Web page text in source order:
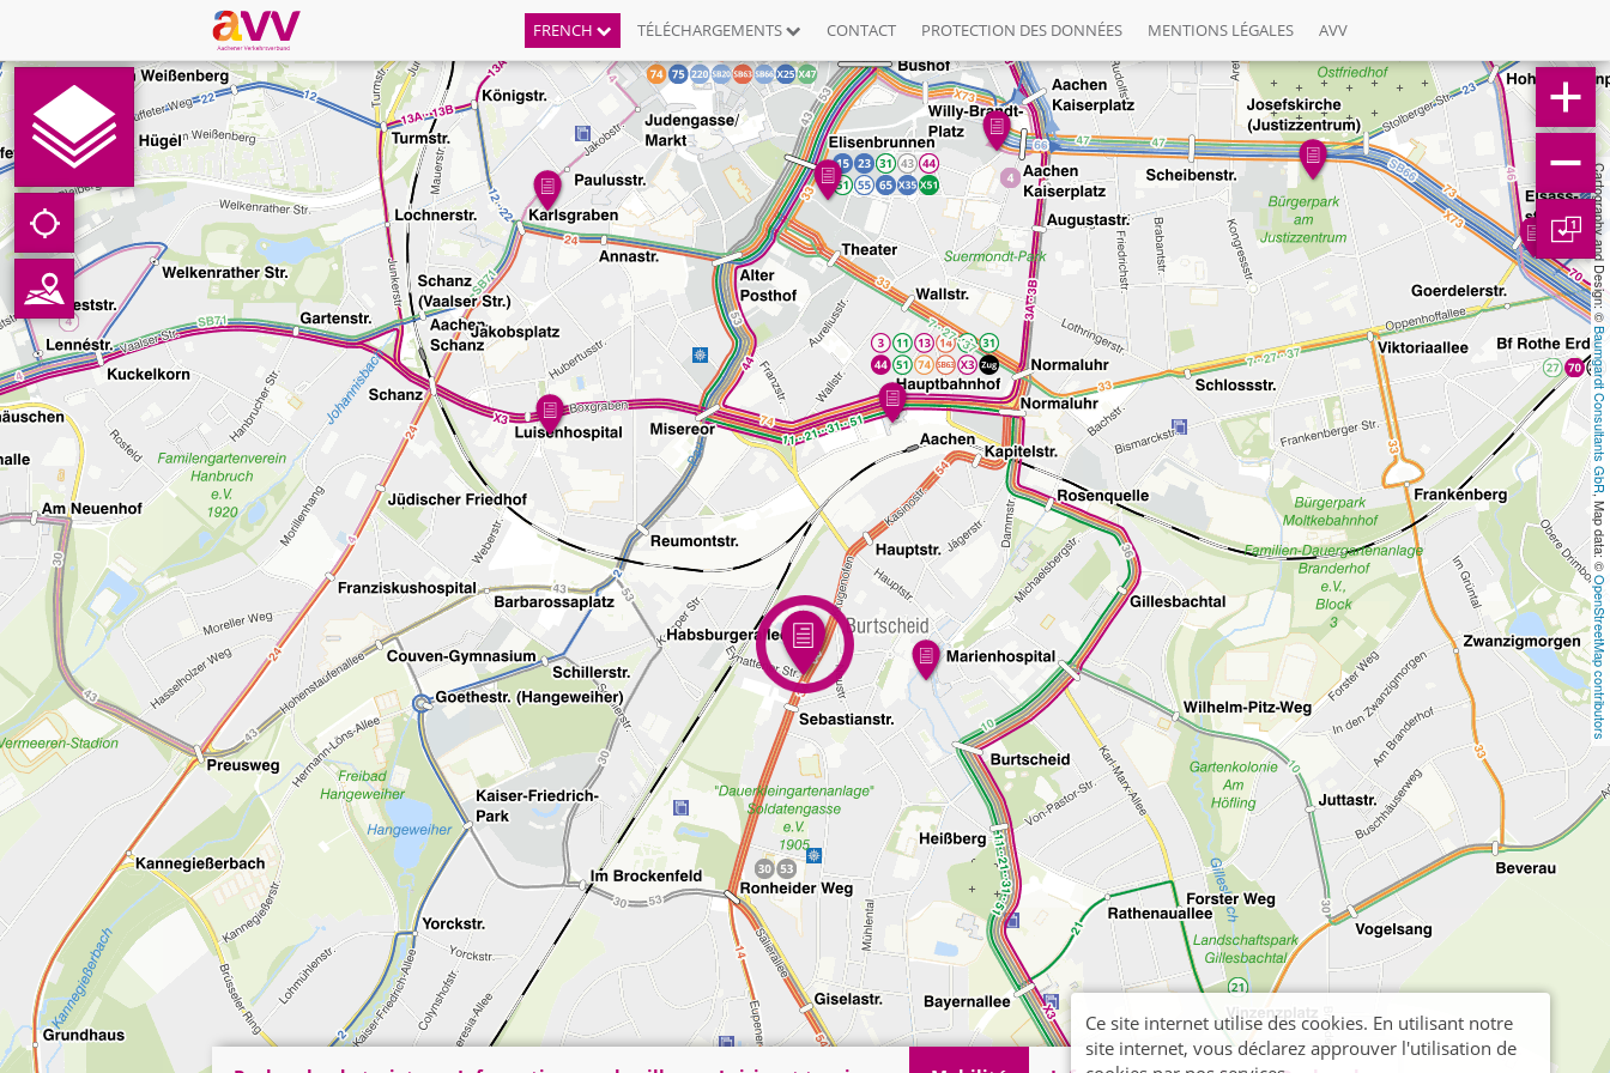
FRENCH TÉLÉCHARGEMENTS CONTACT PROTECTION DES DONNÉES MENTIONS LÉGALES AVV
Cartography and Design: ©
Baumgardt Consultants GbR
, Map data: ©
OpenStreetMap contributors
1
Ce site internet utilise des cookies. En utilisant notre
site internet, vous déclarez approuver l'utilisation de